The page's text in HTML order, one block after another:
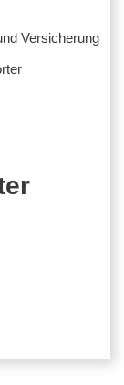
Versicherung